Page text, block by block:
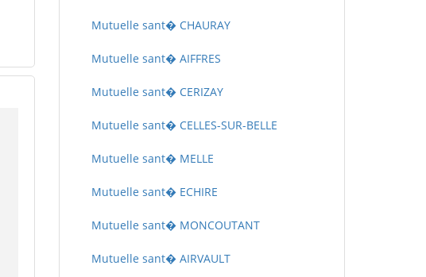
Mutuelle sant� CHAURAY
Mutuelle sant� AIFFRES
Mutuelle sant� CERIZAY
Mutuelle sant� CELLES-SUR-BELLE
Mutuelle sant� MELLE
Mutuelle sant� ECHIRE
Mutuelle sant� MONCOUTANT
Mutuelle sant� AIRVAULT